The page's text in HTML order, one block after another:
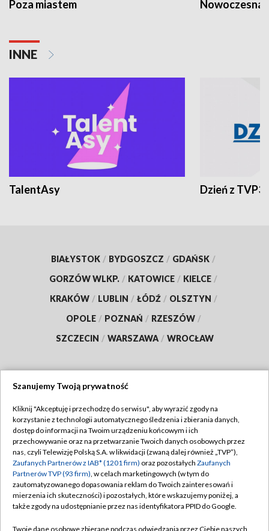
Poza miastem Nowoczesna
INNE
TalentAsy Dzień z TVP3
BIAŁYSTOK / BYDGOSZCZ / GDAŃSK /
GORZÓW WLKP. / KATOWICE / KIELCE /
KRAKÓW / LUBLIN / ŁÓDŹ / OLSZTYN /
OPOLE / POZNAŃ / RZESZÓW /
SZCZECIN / WARSZAWA / WROCŁAW
TVP
Abonament TVP
Emisja w TVP
Centrum informacji TVP
Naziemna Telewizja Cyfrowa
Regulamin TVP
Polityka prywatności
Moje zgody
Pomoc
Szanujemy Twoją prywatność
Kliknij "Akceptuję i przechodzę do serwisu", aby wyrazić zgody na
korzystanie z technologii automatycznego śledzenia i zbierania danych,
dostęp do informacji na Twoim urządzeniu końcowym i ich
przechowywanie oraz na przetwarzanie Twoich danych osobowych przez
nas, czyli Telewizję Polską S.A. w likwidacji (zwaną dalej również „TVP”),
Zaufanych Partnerów z IAB* (1201 firm) oraz pozostałych Zaufanych
Partnerów TVP (93 firm), w celach marketingowych (w tym do
zautomatyzowanego dopasowania reklam do Twoich zainteresowań i
mierzenia ich skuteczności) i pozostałych, które wskazujemy poniżej, a
także zgody na udostępnianie przez nas identyfikatora PPID do Google.
Twoje dane osobowe zbierane podczas odwiedzania przez Ciebie naszych